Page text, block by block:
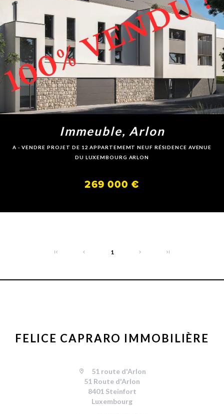
Immeuble, Arlon
A - VENDRE PROJET DE 12 APPARTEMEMT NEUF RÉSIDENCE AVENUE
DU LUXEMBOURG ARLON
269 000 €
1
FELICE CAPRARO IMMOBILIÈRE
51 route d'Arlon
51 Route d'Arlon
8401 Steinfort
Luxembourg